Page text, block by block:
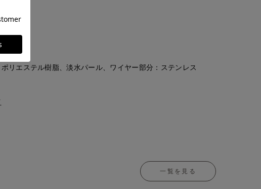
リエステル樹脂、淡水パール、ワイヤー部分：ステンレス
一覧を見る